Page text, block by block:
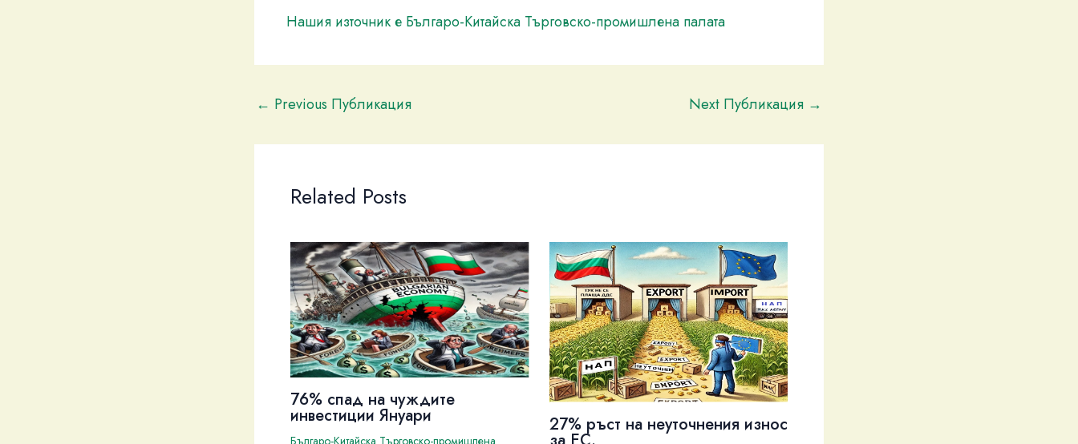
Нашия източник е Българо-Китайска Търговско-промишлена палaта
← Previous Публикация Next Публикация →
Related Posts
76% спад на чуждите
инвестиции Януари
Българо-Китайска Търговско-промишлена
27% ръст на неуточнения износ